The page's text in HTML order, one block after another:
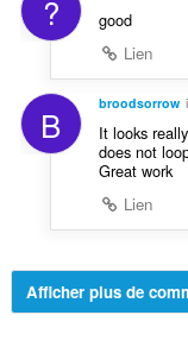
?
good
Lien
B broodsorrow
It looks
does not
Great work
Lien
Afficher plus de